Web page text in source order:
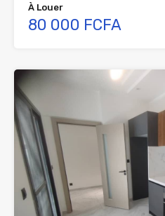
À Louer
80 000 FCFA